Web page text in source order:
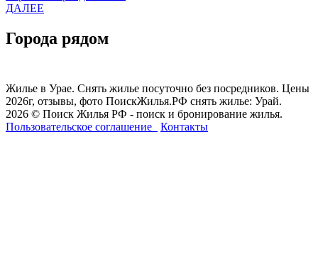
ДАЛЕЕ
Города рядом
Жилье в Урае. Снять жилье посуточно без посредников. Цены
2026г, отзывы, фото ПоискЖилья.РФ снять жилье: Урай.
2026 © Поиск Жилья РФ - поиск и бронирование жилья.
Пользовательское соглашение
Контакты